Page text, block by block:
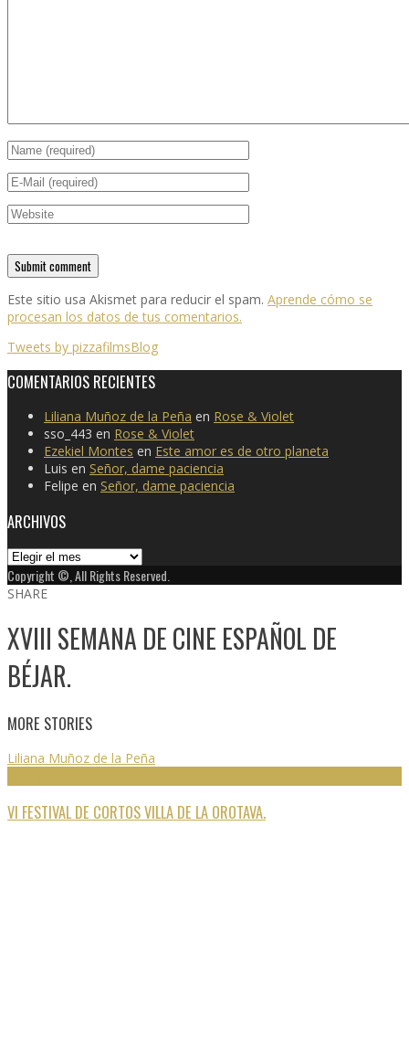
Este sitio usa Akismet para reducir el spam. Aprende cómo se
procesan los datos de tus comentarios.
Tweets by pizzafilmsBlog
COMENTARIOS RECIENTES
Liliana Muñoz de la Peña en Rose & Violet
sso_443 en Rose & Violet
Ezekiel Montes en Este amor es de otro planeta
Luis en Señor, dame paciencia
Felipe en Señor, dame paciencia
ARCHIVOS
Archivos
Copyright ©, All Rights Reserved.
SHARE
XVIII SEMANA DE CINE ESPAÑOL DE
BÉJAR.
MORE STORIES
Liliana Muñoz de la Peña
VI FESTIVAL DE CORTOS VILLA DE LA OROTAVA.